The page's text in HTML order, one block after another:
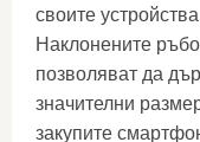
своите
Наклонените
позволяват да
значителни
закупите